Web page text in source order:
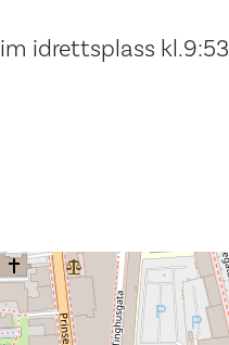
idrettsplass kl.9:53